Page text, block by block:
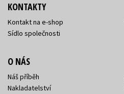
KONTAKTY
Kontakt na e-shop
Sídlo společnosti
O NÁS
Náš příběh
Nakladatelství